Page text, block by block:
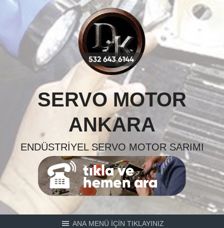
Skip
content
SERVO MOTOR
ANKARA
ENDÜSTRIYEL SERVO MOTOR SARIMI
ANA MENÜ İÇİN TIKLAYINIZ